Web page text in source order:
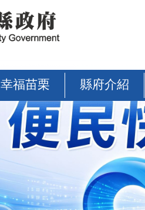
幸福苗栗 縣府介紹